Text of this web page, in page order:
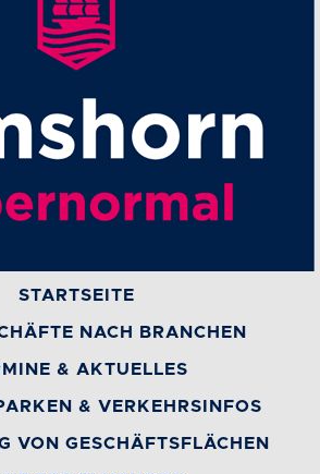
STARTSEITE
NACH BRANCHEN
& AKTUELLES
& VERKEHRSINFOS
VON GESCHÄFTSFLÄCHEN